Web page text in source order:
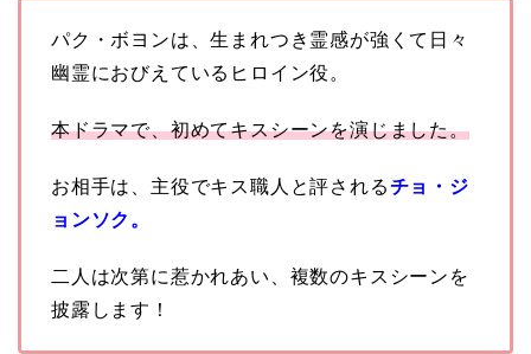
パク・ボヨンは、生まれつき霊感が強くて日々
幽霊におびえているヒロイン役。
本ドラマで、初めてキスシーンを演じました。
お相手は、主役でキス職人と評されるチョ・ジ
ョンソク。
二人は次第に惹かれあい、複数のキスシーンを
披露します！